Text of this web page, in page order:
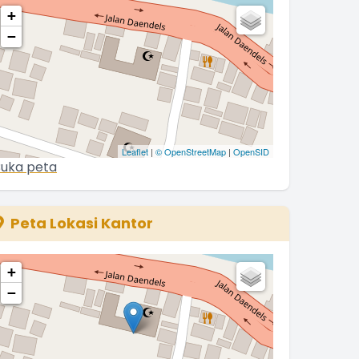
+
−
Leaflet | © OpenStreetMap | OpenSID
peta
Peta Lokasi Kantor
+
−